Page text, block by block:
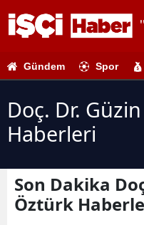
Gündem Spor
Doç. Dr.
Haberleri
Son Dakika
Öztürk